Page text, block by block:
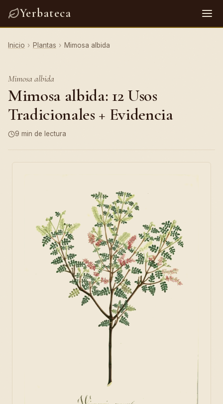
Yerbateca
Inicio › Plantas › Mimosa albida
Mimosa albida
Mimosa albida: 12 Usos
Tradicionales + Evidencia
9 min de lectura